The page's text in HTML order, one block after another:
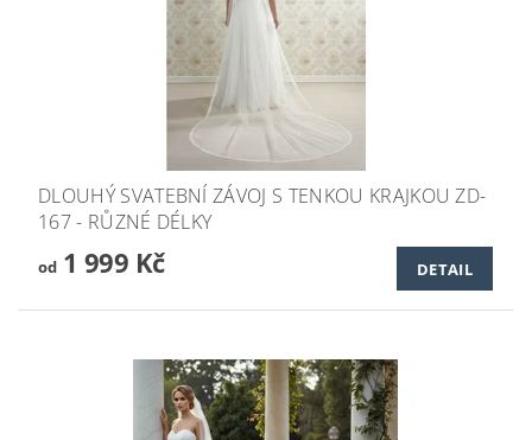
DLOUHÝ SVATEBNÍ ZÁVOJ S TENKOU KRAJKOU ZD-
167 - RŮZNÉ DÉLKY
od1 999 Kč DETAIL